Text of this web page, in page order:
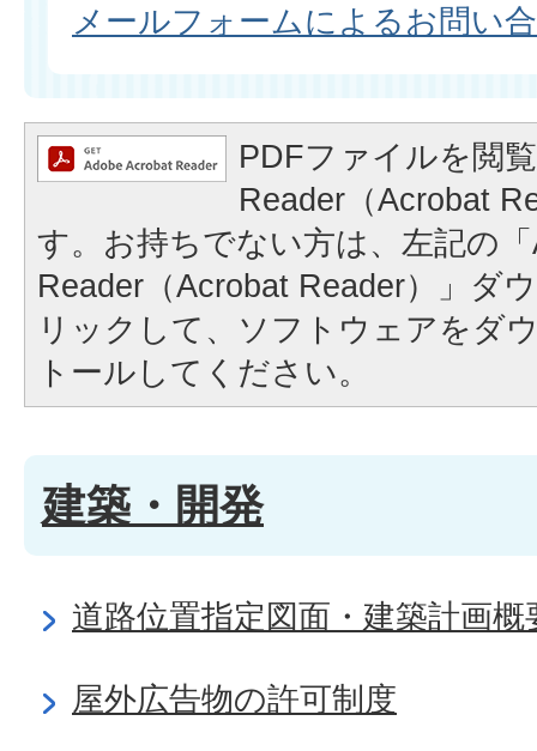
メールフォームによるお問い
PDFファイルを閲
Reader（Acrobat
す。お持ちでない方は、左記の
Reader（Acrobat Reader）」ダ
リックして、ソフトウェアをダ
トールしてください。
建築・開発
道路位置指定図面・建築計画
屋外広告物の許可制度